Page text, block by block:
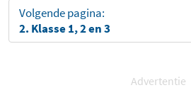
Volgende pagina:
2. Klasse 1, 2 en 3
Advertentie